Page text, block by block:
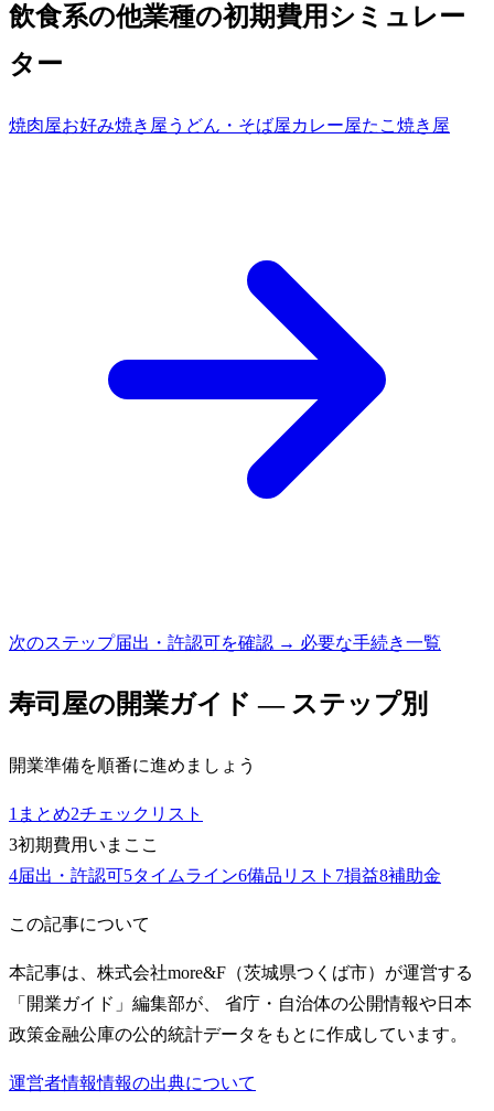
飲食系の他業種の初期費用シミュレー
ター
焼肉屋お好み焼き屋 うどん・そば屋カレー屋たこ焼き屋
次のステップ届出・許認可を確認 → 必要な手続き一覧
寿司屋の開業ガイド — ステップ別
開業準備を順番に進めましょう
1 まとめ2チェックリスト
3初期費用 いまここ
4届出・許認可5タイムライン6備品リスト 7損益8補助金
この記事について
本記事は、株式会社more&F（茨城県つくば市）が運営する
「開業ガイド」編集部が、 省庁・自治体の公開情報や日本
政策金融公庫の公的統計データをもとに作成しています。
運営者情報情報の出典について